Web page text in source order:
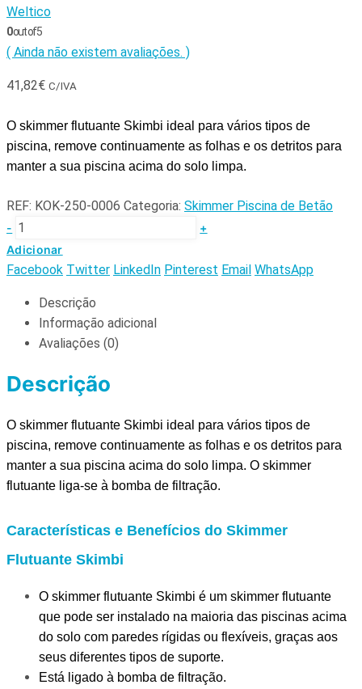
Weltico
0out of 5
( Ainda não existem avaliações. )
41,82€ C/IVA
O skimmer flutuante Skimbi ideal para vários tipos de
piscina, remove continuamente as folhas e os detritos para
manter a sua piscina acima do solo limpa.
REF: KOK-250-0006 Categoria: Skimmer Piscina de Betão
-
+
Adicionar
Facebook Twitter LinkedIn Pinterest Email WhatsApp
Descrição
Informação adicional
Avaliações (0)
Descrição
O skimmer flutuante Skimbi ideal para vários tipos de
piscina, remove continuamente as folhas e os detritos para
manter a sua piscina acima do solo limpa. O skimmer
flutuante liga-se à bomba de filtração.
Características e Benefícios do Skimmer
Flutuante Skimbi
O skimmer flutuante Skimbi é um skimmer flutuante
que pode ser instalado na maioria das piscinas acima
do solo com paredes rígidas ou flexíveis, graças aos
seus diferentes tipos de suporte.
Está ligado à bomba de filtração.